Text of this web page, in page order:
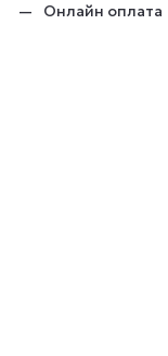
Онлайн оплата